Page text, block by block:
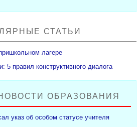
СТАТЬИ
лагере
5 правил конструктивного диалога
ОБРАЗОВАНИЯ
указ об особом статусе учителя